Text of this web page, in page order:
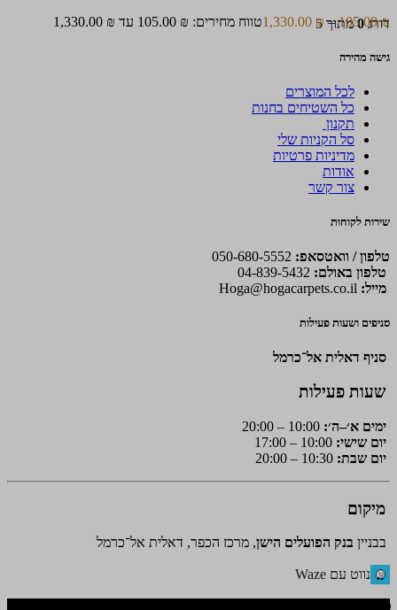
דורג0מתוך 5105.00₪
–
1,330.00 ₪ טווח מחירים: ⁦105.00 ₪⁩ עד ⁦1,330.00 ₪⁩
גישה מהירה
לכל המוצרים
כל השטיחים בחנות
תקנון
סל הקניות שלי
מדיניות פרטיות
אודות
צור קשר
שירות לקוחות
טלפון / וואטסאפ:
טלפון באולם:
מייל: Hoga@hogacarpets.co.il
סניפים ושעות פעילות
סניף דאלית אל־כרמל
שעות פעילות
ימים א׳–ה׳:
יום שישי:
יום שבת:
מיקום
בבניין בנק הפועלים הישן, מרכז הכפר, דאלית אל־כרמל
נווט עם Waze